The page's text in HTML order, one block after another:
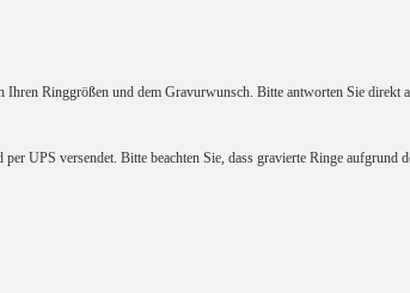
Ringgrößen und dem Gravurwunsch. Bitte antworten Sie
UPS versendet. Bitte beachten Sie, dass gravierte Ringe aufgrund